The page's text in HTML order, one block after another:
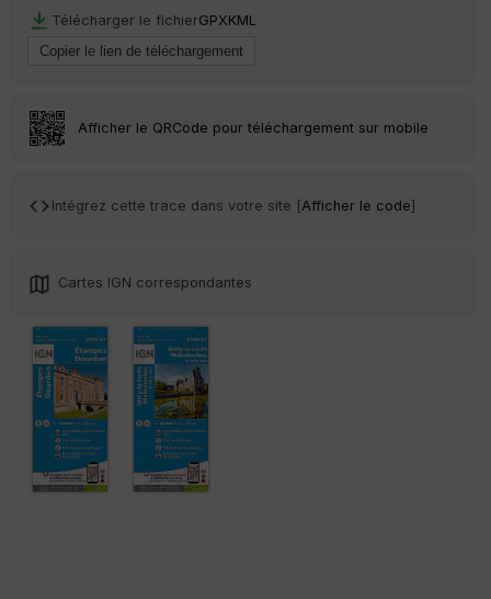
Télécharger le fichierGPXKML
Afficher le QRCode pour téléchargement sur mobile
Intégrez cette trace dans votre site [Afficher le code]
Cartes IGN correspondantes